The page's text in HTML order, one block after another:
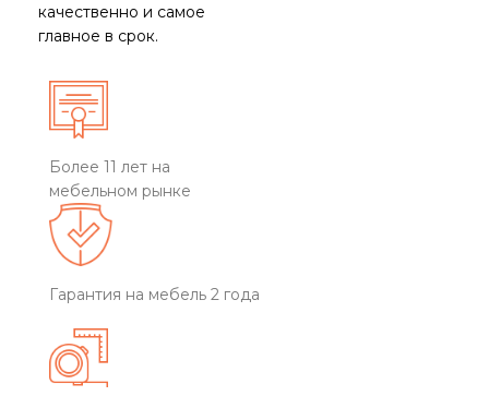
качественно и самое
главное в срок.
Более 11 лет на
мебельном рынке
Гарантия на мебель 2 года